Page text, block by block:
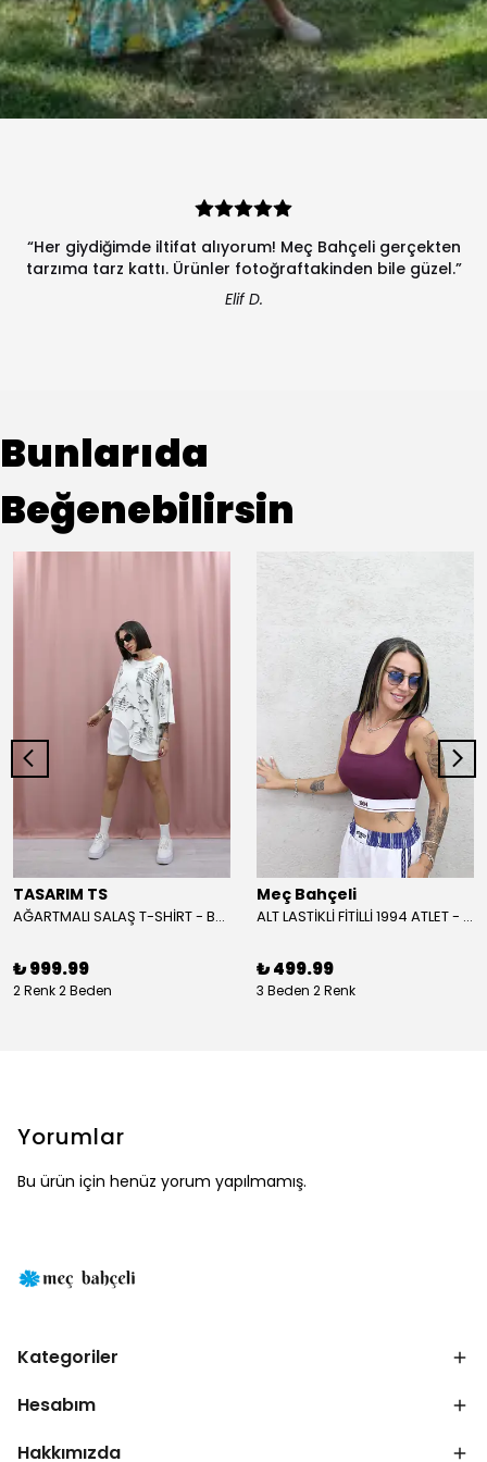
“Her giydiğimde iltifat alıyorum! Meç Bahçeli gerçekten
tarzıma tarz kattı. Ürünler fotoğraftakinden bile güzel.”
Elif D.
Bunlarıda
Beğenebilirsin
TASARIM TS
AĞARTMALI SALAŞ T-SHİRT - BEYAZ
₺ 999.99
2 Renk 2 Beden
Meç Bahçeli
ALT LASTİKLİ FİTİLLİ 1994 ATLET - BORDO
₺ 499.99
3 Beden 2 Renk
Yorumlar
Bu ürün için henüz yorum yapılmamış.
Kategoriler
Hesabım
Hakkımızda